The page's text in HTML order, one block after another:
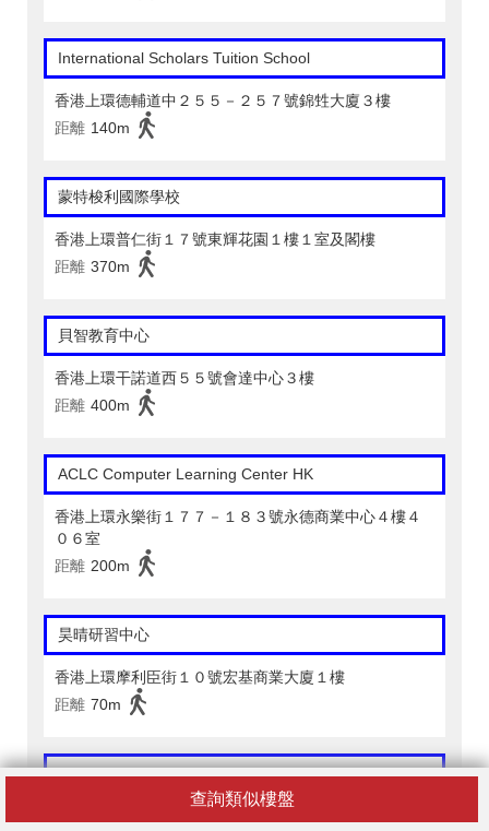
查詢類似樓盤
International Scholars Tuition School
香港上環德輔道中２５５－２５７號錦甡大廈３樓
距離 140m
蒙特梭利國際學校
香港上環普仁街１７號東輝花園１樓１室及閣樓
距離 370m
貝智教育中心
香港上環干諾道西５５號會達中心３樓
距離 400m
ACLC Computer Learning Center HK
香港上環永樂街１７７－１８３號永德商業中心４樓４
０６室
距離 200m
昊晴研習中心
香港上環摩利臣街１０號宏基商業大廈１樓
距離 70m
Aunty Lavina Education Centre (Sheung Wan)